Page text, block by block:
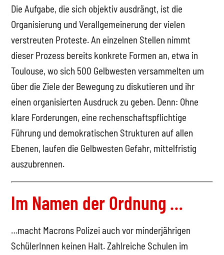
Die Aufgabe, die sich objektiv ausdrängt, ist die
Organisierung und Verallgemeinerung der vielen
verstreuten Proteste. An einzelnen Stellen nimmt
dieser Prozess bereits konkrete Formen an, etwa in
Toulouse, wo sich 500 Gelbwesten versammelten um
über die Ziele der Bewegung zu diskutieren und ihr
einen organisierten Ausdruck zu geben. Denn: Ohne
klare Forderungen, eine rechenschaftspflichtige
Führung und demokratischen Strukturen auf allen
Ebenen, laufen die Gelbwesten Gefahr, mittelfristig
auszubrennen.
Im Namen der Ordnung …
…macht Macrons Polizei auch vor minderjährigen
SchülerInnen keinen Halt. Zahlreiche Schulen im